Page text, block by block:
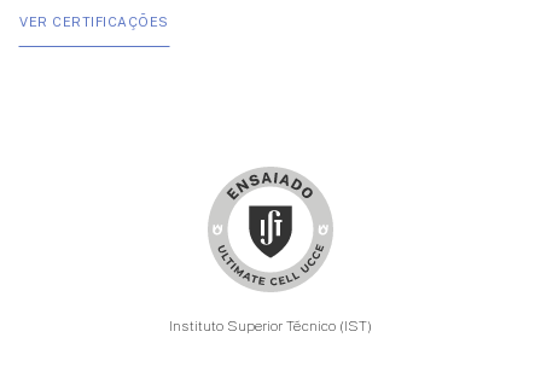
VER CERTIFICAÇÕES
Instituto Superior Técnico (IST)